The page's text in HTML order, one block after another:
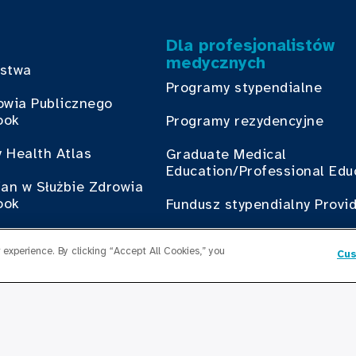
Publicznego
Health Atlas
w Służbie Zdrowia
Dla profesjonalistów
medycznych
Programy stypendialne
Programy rezydencyjne
Graduate Medical
Education/Professional
Fundusz stypendialny
Skontaktuj się z nami
Skontaktuj się z nami
By clicking “Accept All Cookies,” you